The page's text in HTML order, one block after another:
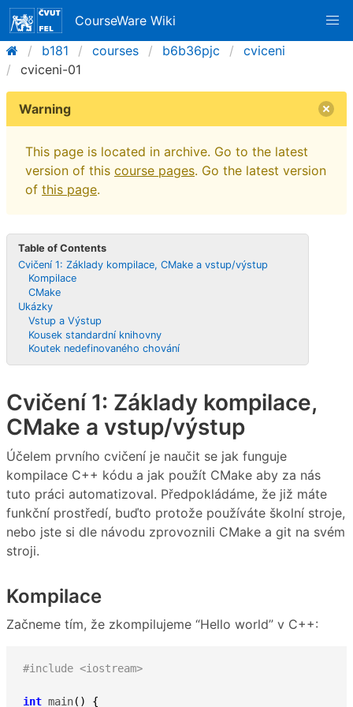
CourseWare Wiki
b181
courses b6b36pjc
cviceni
cviceni-01
Warning
This page is located in archive. Go to the latest
version of this course pages. Go the latest version
of this page.
Table of Contents
Cvičení 1: Základy kompilace, CMake a vstup/výstup
Kompilace
CMake
Ukázky
Vstup a Výstup
Kousek standardní knihovny
Koutek nedefinovaného chování
Cvičení 1: Základy kompilace,
CMake a vstup/výstup
Účelem prvního cvičení je naučit se jak funguje
kompilace C++ kódu a jak použít CMake aby za nás
tuto práci automatizoval. Předpokládáme, že již máte
funkční prostředí, buďto protože používáte školní stroje,
nebo jste si dle návodu zprovoznili CMake a git na svém
stroji.
Kompilace
Začneme tím, že zkompilujeme “Hello world” v C++:
#include <iostream>
int main( ) {